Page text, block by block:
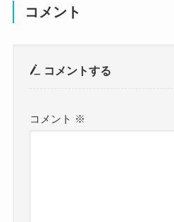
についてはこちらの記事で
上月せれなは結婚してる？
まず気になる上月せれなさ
コメント
コメントする
コメント ※